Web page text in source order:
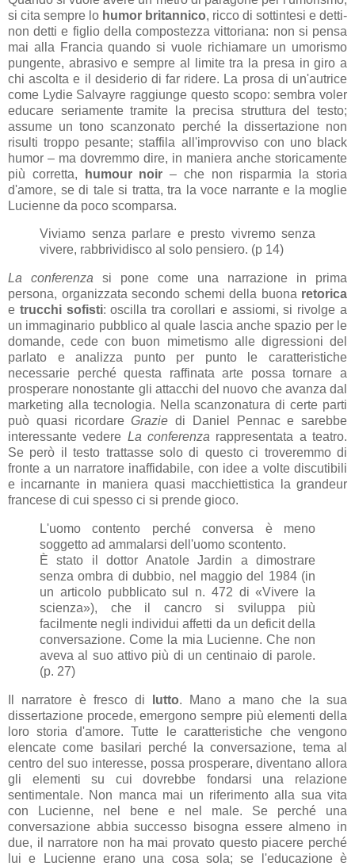
si cita sempre lo humor britannico, ricco di sottintesi e detti-
non detti e figlio della compostezza vittoriana: non si pensa
mai alla Francia quando si vuole richiamare un umorismo
pungente, abrasivo e sempre al limite tra la presa in giro a
chi ascolta e il desiderio di far ridere. La prosa di un'autrice
come Lydie Salvayre raggiunge questo scopo: sembra voler
educare seriamente tramite la precisa struttura del testo;
assume un tono scanzonato perché la dissertazione non
risulti troppo pesante; staffila all'improvviso con uno black
humor – ma dovremmo dire, in maniera anche storicamente
più corretta,
humour noir – che non risparmia la storia
d'amore, se di tale si tratta, tra la voce narrante e la moglie
Lucienne da poco scomparsa.
Viviamo senza parlare e presto vivremo senza
vivere, rabbrividisco al solo pensiero. (p 14)
La conferenza si pone come una narrazione in prima
persona, organizzata secondo schemi della buona retorica
e trucchi sofisti: oscilla tra corollari e assiomi, si rivolge a
un immaginario pubblico al quale lascia anche spazio per le
domande, cede con buon mimetismo alle digressioni del
parlato e analizza punto per punto le caratteristiche
necessarie perché questa raffinata arte possa tornare a
prosperare nonostante gli attacchi del nuovo che avanza dal
marketing alla tecnologia. Nella scanzonatura di certe parti
può quasi ricordareGrazie di Daniel Pennac e sarebbe
interessante vedere La conferenza rappresentata a teatro.
Se però il testo trattasse solo di questo ci troveremmo di
fronte a un narratore inaffidabile, con idee a volte discutibili
e incarnante in maniera quasi macchiettistica la grandeur
francese di cui spesso ci si prende gioco.
L'uomo contento perché conversa è meno
soggetto ad ammalarsi dell'uomo scontento.
È stato il dottor Anatole Jardin a dimostrare
senza ombra di dubbio, nel maggio del 1984 (in
un articolo pubblicato sul n. 472 di «Vivere la
scienza»), che il cancro si sviluppa più
facilmente negli individui affetti da un deficit della
conversazione. Come la mia Lucienne. Che non
aveva al suo attivo più di un centinaio di parole.
(p. 27)
Il narratore è fresco di lutto. Mano a mano che la sua
dissertazione procede, emergono sempre più elementi della
loro storia d'amore. Tutte le caratteristiche che vengono
elencate come basilari perché la conversazione, tema al
centro del suo interesse, possa prosperare, diventano allora
gli elementi su cui dovrebbe fondarsi una relazione
sentimentale. Non manca mai un riferimento alla sua vita
con Lucienne, nel bene e nel male. Se perché una
conversazione abbia successo bisogna essere almeno in
due, il narratore non ha mai provato questo piacere perché
lui e Lucienne erano una cosa sola; se l'educazione è